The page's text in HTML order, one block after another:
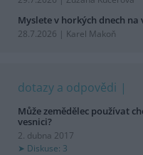
Myslete v horkých dnech
28.7.2026 | Karel Makoň
dotazy a odpovědi
Může zemědělec používat
vesnici?
2. dubna 2017
Diskuse: 3